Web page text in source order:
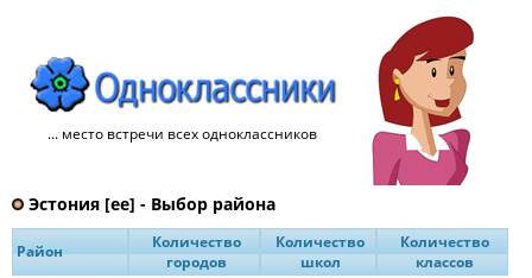
... место встречи всех одноклассников
Эстония [ee] - Выбор района
Район
Количество
городов
Количество
школ
Количество
классов